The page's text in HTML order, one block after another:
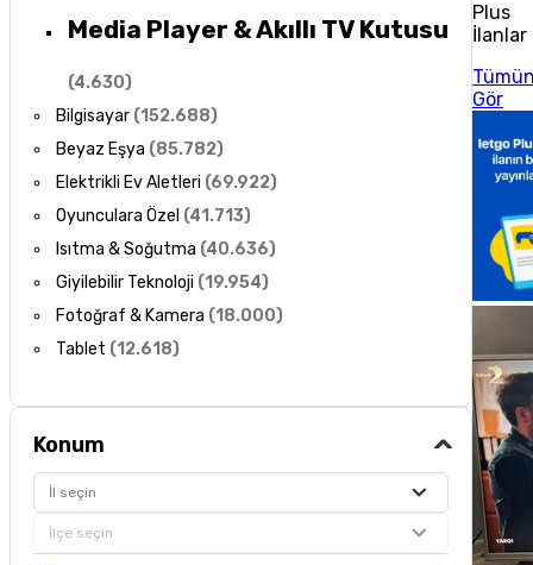
Media Player & Akıllı TV Kutusu
(4.630)
Bilgisayar (152.688)
Beyaz Eşya (85.782)
Elektrikli Ev Aletleri (69.922)
Oyunculara Özel (41.713)
Isıtma & Soğutma (40.636)
Giyilebilir Teknoloji (19.954)
Fotoğraf & Kamera (18.000)
Tablet (12.618)
Konum
İl seçin
İlçe seçin
Plus
İlanlar
Gör